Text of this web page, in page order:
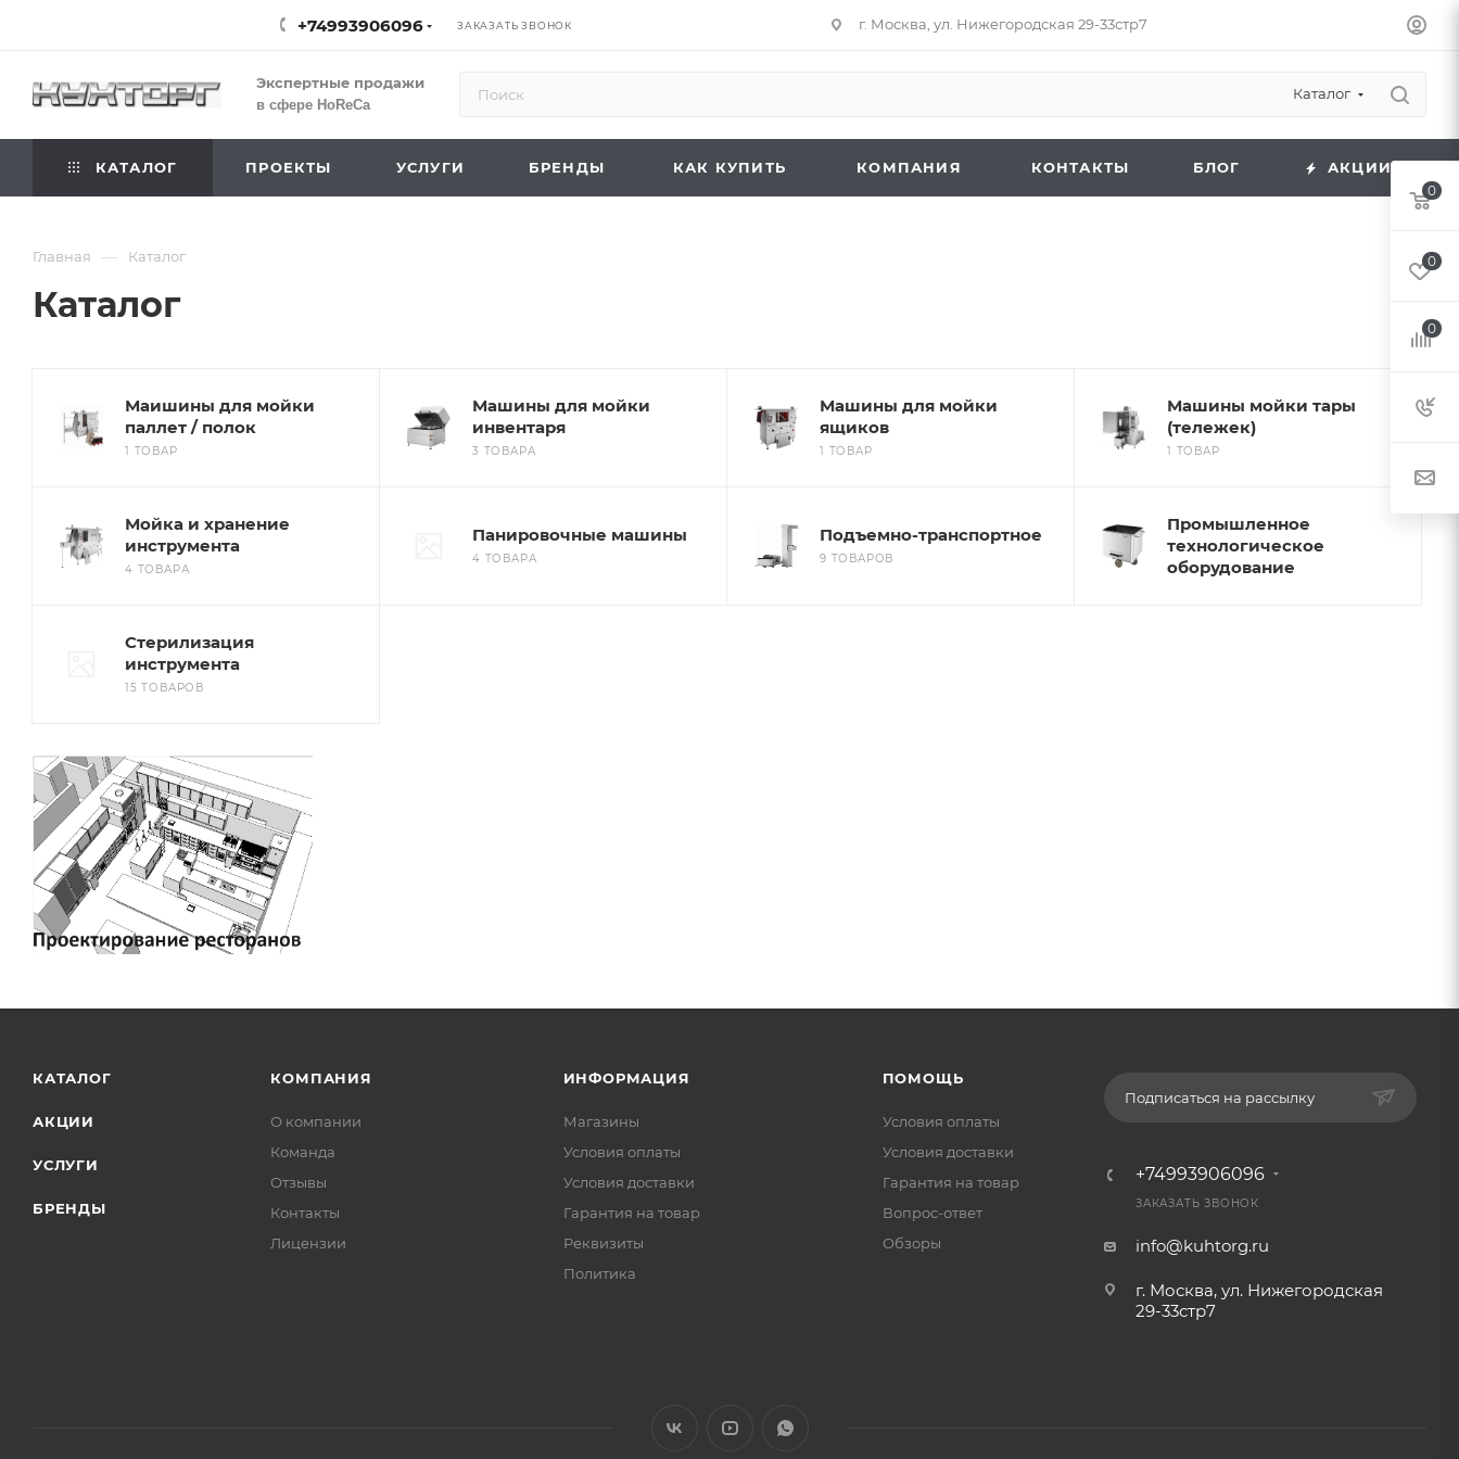
+74993906096 ЗАКАЗАТЬ ЗВОНОК г. Москва, ул. Нижегородская 29-33стр7
Экспертные продажи
в сфере HoReCa
Каталог
КАТАЛОГ ПРОЕКТЫ УСЛУГИ БРЕНДЫ КАК КУПИТЬ КОМПАНИЯ КОНТАКТЫ БЛОГ АКЦИИ
Главная — Каталог
Каталог
Маишины для мойки
паллет / полок
1 ТОВАР
Машины для мойки
инвентаря
3 ТОВАРА
Машины для мойки
ящиков
1 ТОВАР
Машины мойки тары
(тележек)
1 ТОВАР
Мойка и хранение
инструмента
4 ТОВАРА
Панировочные машины
4 ТОВАРА
Подъемно-транспортное
9 ТОВАРОВ
Промышленное
технологическое
оборудование
Стерилизация
инструмента
15 ТОВАРОВ
КАТАЛОГ
АКЦИИ
УСЛУГИ
БРЕНДЫ
КОМПАНИЯ
О компании
Команда
Отзывы
Контакты
Лицензии
ИНФОРМАЦИЯ
Магазины
Условия оплаты
Условия доставки
Гарантия на товар
Реквизиты
Политика
ПОМОЩЬ
Условия оплаты
Условия доставки
Гарантия на товар
Вопрос-ответ
Обзоры
Подписаться на рассылку
+74993906096
ЗАКАЗАТЬ ЗВОНОК
info@kuhtorg.ru
г. Москва, ул. Нижегородская
29-33стр7
0
0
0